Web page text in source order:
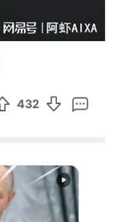
11:04
432